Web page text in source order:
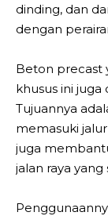
dinding, dan
dengan
Beton precast
khusus ini juga
Tujuannya
memasuki
juga
jalan raya